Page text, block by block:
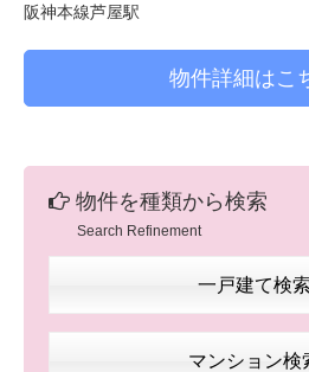
阪神本線芦屋駅
物件詳細はこ
物件を種類から検索
Search Refinement
一戸建て検索
マンション検